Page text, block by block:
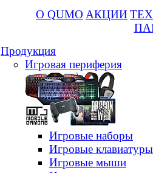
О QUMO АКЦИИ
Продукция
Игровая периферия
Игровые наборы
Игровые клавиатуры
Игровые мыши